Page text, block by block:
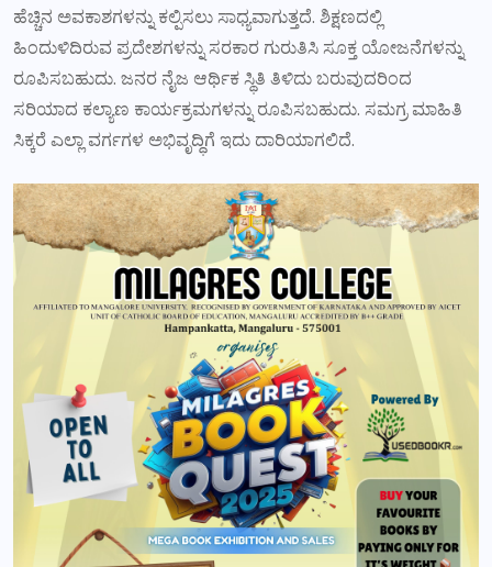
ಹೆಚ್ಚಿನ ಅವಕಾಶಗಳನ್ನು ಕಲ್ಪಿಸಲು ಸಾಧ್ಯವಾಗುತ್ತದೆ. ಶಿಕ್ಷಣದಲ್ಲಿ
ಹಿಂದುಳಿದಿರುವ ಪ್ರದೇಶಗಳನ್ನು ಸರಕಾರ ಗುರುತಿಸಿ ಸೂಕ್ತ ಯೋಜನೆಗಳನ್ನು
ರೂಪಿಸಬಹುದು. ಜನರ ನೈಜ ಆರ್ಥಿಕ ಸ್ಥಿತಿ ತಿಳಿದು ಬರುವುದರಿಂದ
ಸರಿಯಾದ ಕಲ್ಯಾಣ ಕಾರ್ಯಕ್ರಮಗಳನ್ನು ರೂಪಿಸಬಹುದು. ಸಮಗ್ರ ಮಾಹಿತಿ
ಸಿಕ್ಕರೆ ಎಲ್ಲಾ ವರ್ಗಗಳ ಅಭಿವೃದ್ಧಿಗೆ ಇದು ದಾರಿಯಾಗಲಿದೆ.